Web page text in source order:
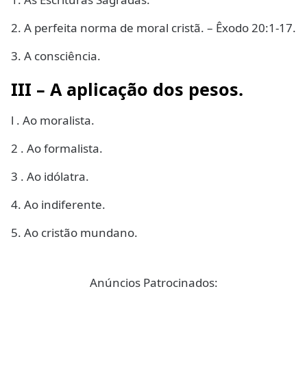
2. A perfeita norma de moral cristã. – Êxodo 20:1-17.
3. A consciência.
III – A aplicação dos pesos.
l . Ao moralista.
2 . Ao formalista.
3 . Ao idólatra.
4. Ao indiferente.
5. Ao cristão mundano.
Anúncios Patrocinados: